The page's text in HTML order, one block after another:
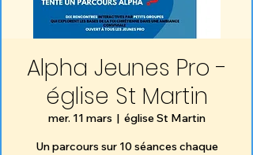
Alpha Jeunes Pro -
église St Martin
mer. 11 mars
  |
église St Martin
Un parcours sur 10 séances chaque